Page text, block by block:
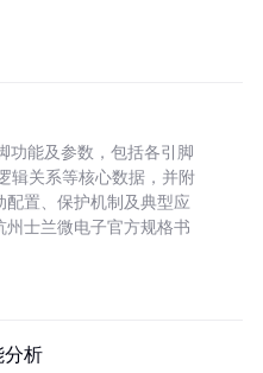
功能及参数，包括各引脚
辑关系等核心数据，并附
配置、保护机制及典型应
州士兰微电子官方规格书
分析